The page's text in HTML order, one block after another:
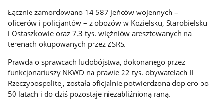
Łącznie zamordowano 14 587 jeńców wojennych –
oficerów i policjantów – z obozów w Kozielsku, Starobielsku
i Ostaszkowie oraz 7,3 tys. więźniów aresztowanych na
terenach okupowanych przez ZSRS.
Prawda o sprawcach ludobójstwa, dokonanego przez
funkcjonariuszy NKWD na prawie 22 tys. obywatelach II
Rzeczypospolitej, została oficjalnie potwierdzona dopiero po
50 latach i do dziś pozostaje niezabliźnioną raną.